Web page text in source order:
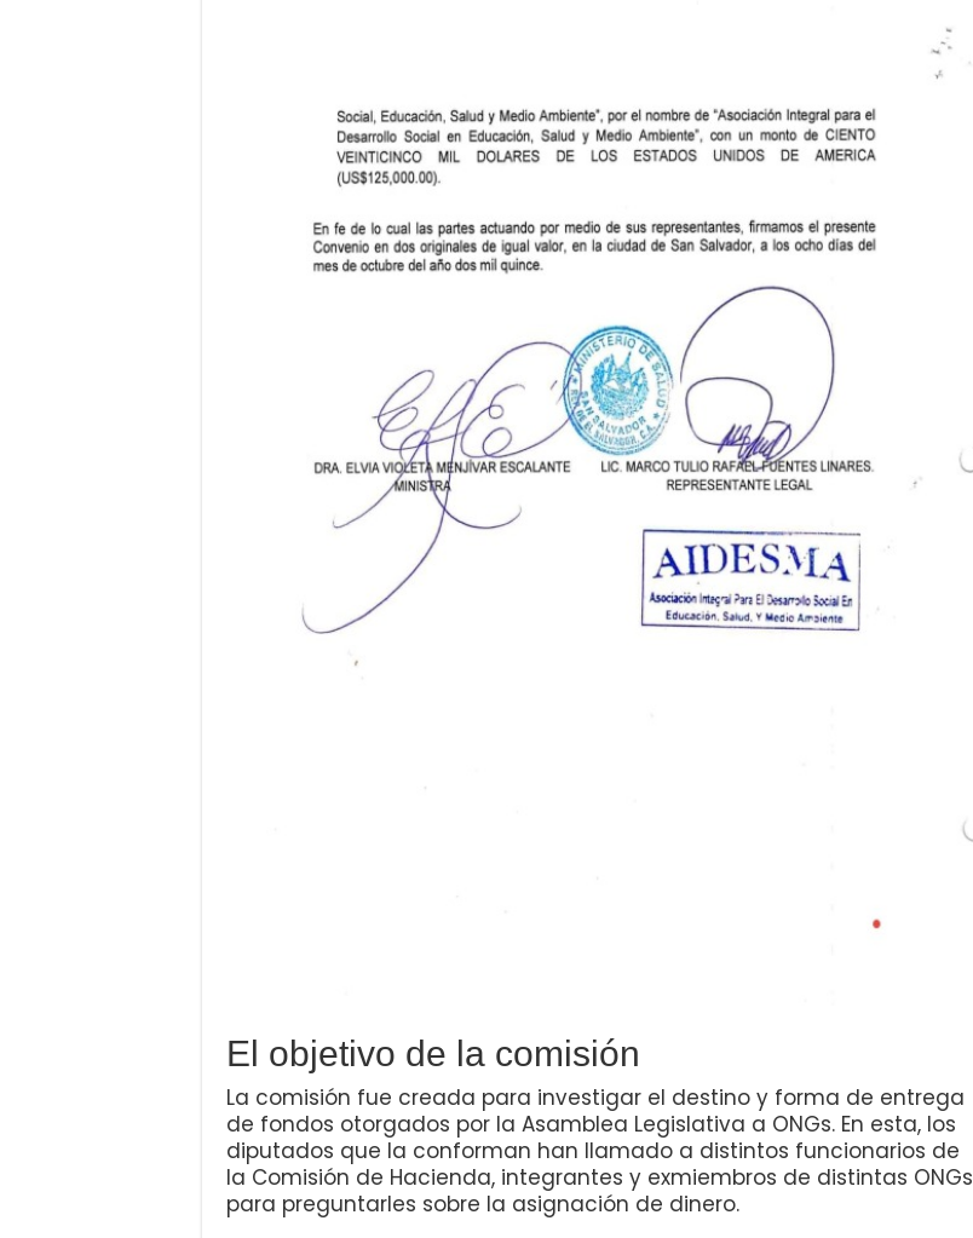
El objetivo de la comisión
La comisión fue creada para investigar el destino y forma de entrega
de fondos otorgados por la Asamblea Legislativa a ONGs. En esta, los
diputados que la conforman han llamado a distintos funcionarios de
la Comisión de Hacienda, integrantes y exmiembros de distintas ONGs
para preguntarles sobre la asignación de dinero.